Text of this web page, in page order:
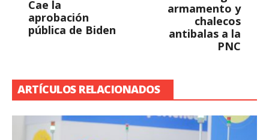
Cae la
aprobación
pública de Biden
armamento y
chalecos
antibalas a la
PNC
ARTÍCULOS RELACIONADOS